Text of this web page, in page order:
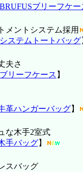
ブリーフケー
メントシステム採用
ステムトートバッグ
夫さ
リーフケース 】
革ハンガーバッグ】
な木手2室式
手バッグ】
スバッグ